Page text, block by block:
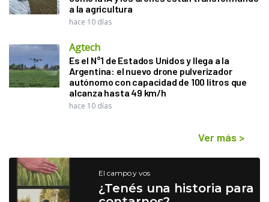
a la agricultura
hace 10 días
Agtech
Es el N°1 de Estados Unidos y llega a la
Argentina: el nuevo drone pulverizador
autónomo con capacidad de 100 litros que
alcanza hasta 49 km/h
hace 10 días
Ver más >
El campo y vos
¿Tenés una historia para